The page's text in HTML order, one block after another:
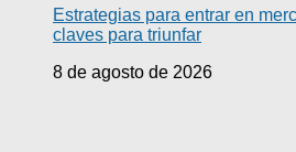
Estrategias para entrar en
claves para triunfar
8 de agosto de 2026